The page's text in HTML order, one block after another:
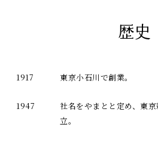
歴史
1917 東京小石川で創業。
1947
社名をやまとと定め、東
立。